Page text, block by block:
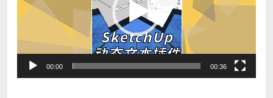
放
器
00:00 00:36